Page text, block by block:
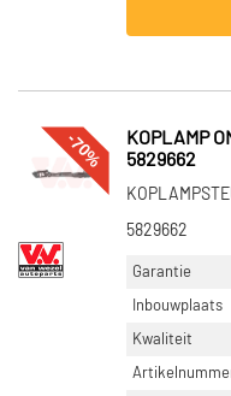
-70%
KOPLAMP
5829662
5829662
Garantie
Inbouwplaats
Kwaliteit